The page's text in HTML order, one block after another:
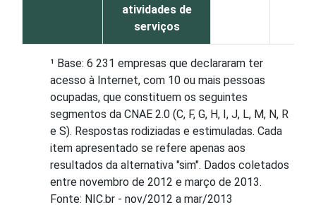
atividades de
serviços
¹ Base: 6 231 empresas que declararam ter
acesso à Internet, com 10 ou mais pessoas
ocupadas, que constituem os seguintes
segmentos da CNAE 2.0 (C, F, G, H, I, J, L, M, N, R
e S). Respostas rodiziadas e estimuladas. Cada
item apresentado se refere apenas aos
resultados da alternativa "sim". Dados coletados
entre novembro de 2012 e março de 2013.
Fonte: NIC.br - nov/2012 a mar/2013